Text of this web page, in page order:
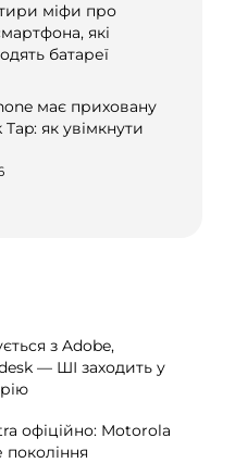
міфи про
які
батареї
має приховану
як увімкнути
з Adobe,
— ШІ заходить у
офіційно: Motorola
покоління